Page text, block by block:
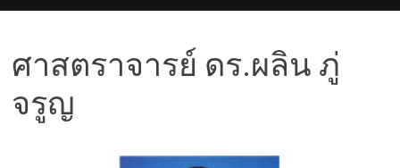
ศาสตราจารย์ ดร.ผลิน ภู่
จรูญ